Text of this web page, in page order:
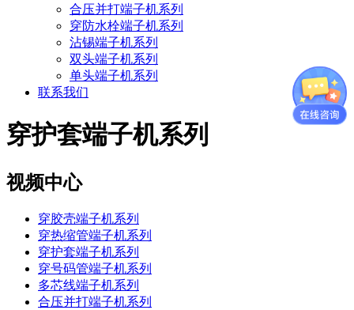
合压并打端子机系列
穿防水栓端子机系列
沾锡端子机系列
双头端子机系列
单头端子机系列
联系我们
穿护套端子机系列
视频中心
穿胶壳端子机系列
穿热缩管端子机系列
穿护套端子机系列
穿号码管端子机系列
多芯线端子机系列
合压并打端子机系列